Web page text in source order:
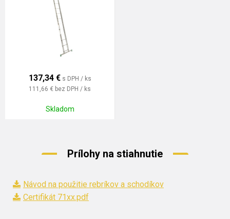
137,34 € s DPH / ks
111,66 € bez DPH / ks
Skladom
Prílohy na stiahnutie
Návod na použitie rebríkov a schodíkov
Certifikát 71xx.pdf